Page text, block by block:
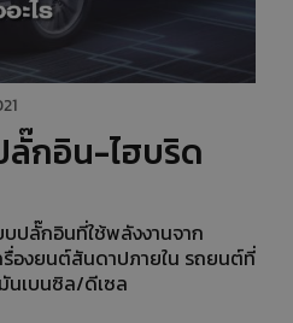
ลั๊กอิน-ไฮบริด
ปลั๊กอินที่ใช้พลังงานจาก
รื่องยนต์สันดาปภายใน รถยนต์ที่
นเบนซิล/ดีเซล